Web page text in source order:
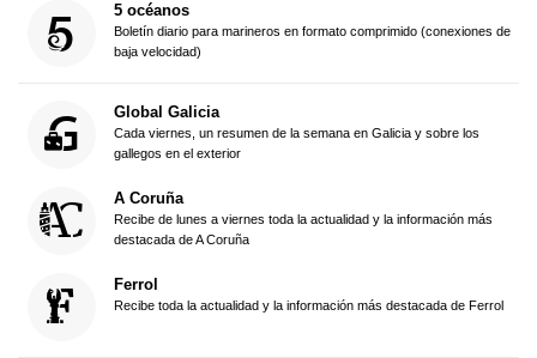
5 océanos
Boletín diario para marineros en formato comprimido (conexiones de
baja velocidad)
Global Galicia
Cada viernes, un resumen de la semana en Galicia y sobre los
gallegos en el exterior
A Coruña
Recibe de lunes a viernes toda la actualidad y la información más
destacada de A Coruña
Ferrol
Recibe toda la actualidad y la información más destacada de Ferrol